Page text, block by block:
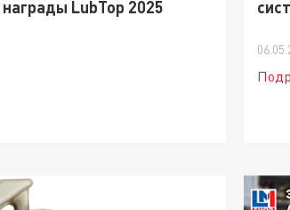
LubTop 2025